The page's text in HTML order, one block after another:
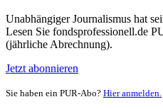
Unabhängiger Journalismus hat
Lesen Sie fondsprofessionell.de
(jährliche Abrechnung).
Jetzt abonnieren
Sie haben ein PUR-Abo? Hier anmelden.